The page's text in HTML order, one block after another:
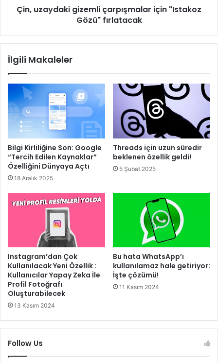
Çin, uzaydaki gizemli çarpışmalar için "Istakoz
Gözü" fırlatacak
İlgili Makaleler
Bilgi Kirliliğine Son: Google
“Tercih Edilen Kaynaklar”
Özelliğini Dünyaya Açtı
18 Aralık 2025
Threads için uzun süredir
beklenen özellik geldi!
5 Şubat 2025
Instagram’dan Çok
Kullanılacak Yeni Özellik :
Kullanıcılar Yapay Zeka İle
Profil Fotoğrafı
Oluşturabilecek
13 Kasım 2024
Bu hata WhatsApp’ı
kullanılamaz hale getiriyor:
İşte çözümü!
11 Kasım 2024
Follow Us